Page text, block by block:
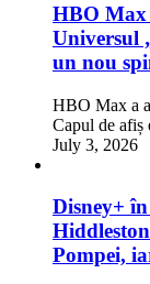
HBO Max
Universul
un nou
HBO Max a
Capul de afiș
July 3, 2026
Disney+
Pompei,